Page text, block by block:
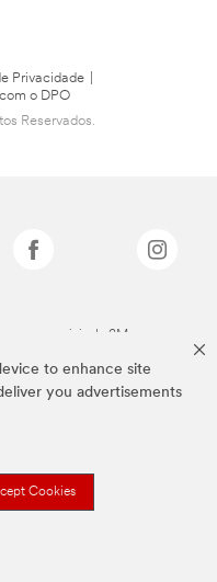
to enhance site
you advertisements
Cookies
Privacidade
o DPO
Reservados.
comerciais da 3M.